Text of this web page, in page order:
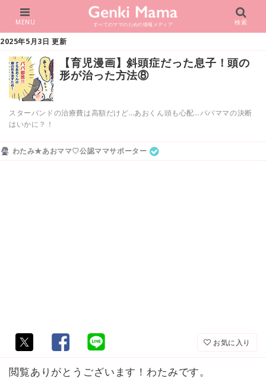
すべてのママのための情報メディア
MENU 検索
2025年5月3日 更新
【育児漫画】斜頭症だった息子！頭の
形が治った方法⑧
スターバンドの治療費は高額だけど…あおくん頭も心配…パパママの決断
はいかに？！
わたみ★あおママ♡公認ママサポーター
お気に入り
閲覧ありがとうございます！わたみです。